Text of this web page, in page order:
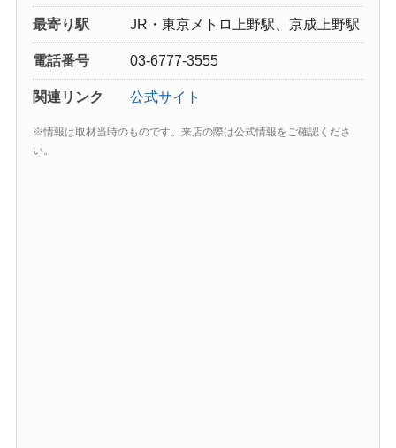
最寄り駅 JR・東京メトロ上野駅、京成上野駅
電話番号 03-6777-3555
関連リンク 公式サイト
※情報は取材当時のものです。来店の際は公式情報をご確認くださ
い。